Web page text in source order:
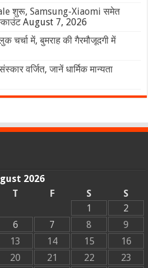
शुरू, Samsung-Xiaomi समेत
August 7, 2026
चर्चा में, बुमराह की गैरमौजूदगी में
वर्जित, जानें धार्मिक मान्यता
2026
T F S
S
1
2
6 7 8
9
13 14 15
16
20 21 22
23